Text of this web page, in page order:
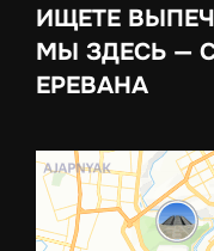
ИЩЕТЕ
МЫ ЗДЕСЬ —
ЕРЕВАНА